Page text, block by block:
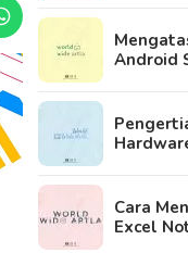
Android
Cara
Excel